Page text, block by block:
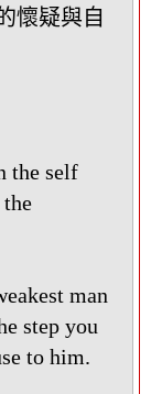
懷疑與自
the self
man
step you
to him.